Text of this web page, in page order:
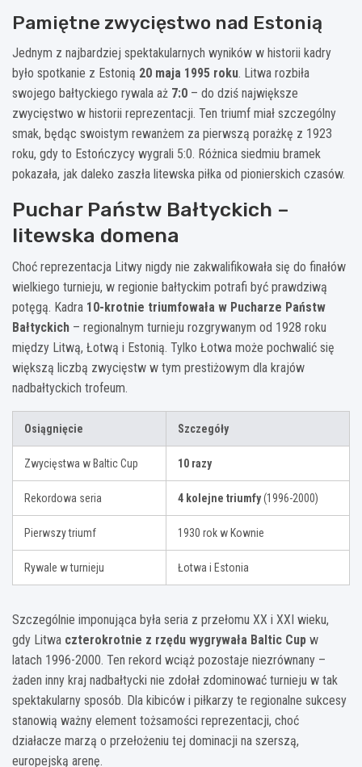
Pamiętne zwycięstwo nad Estonią
Jednym z najbardziej spektakularnych wyników w historii kadry
było spotkanie z Estonią 20 maja 1995 roku. Litwa rozbiła
swojego bałtyckiego rywala aż 7:0 – do dziś największe
zwycięstwo w historii reprezentacji. Ten triumf miał szczególny
smak, będąc swoistym rewanżem za pierwszą porażkę z 1923
roku, gdy to Estończycy wygrali 5:0. Różnica siedmiu bramek
pokazała, jak daleko zaszła litewska piłka od pionierskich czasów.
Puchar Państw Bałtyckich –
litewska domena
Choć reprezentacja Litwy nigdy nie zakwalifikowała się do finałów
wielkiego turnieju, w regionie bałtyckim potrafi być prawdziwą
potęgą. Kadra 10-krotnie triumfowała w Pucharze Państw
Bałtyckich – regionalnym turnieju rozgrywanym od 1928 roku
między Litwą, Łotwą i Estonią. Tylko Łotwa może pochwalić się
większą liczbą zwycięstw w tym prestiżowym dla krajów
nadbałtyckich trofeum.
Osiągnięcie Szczegóły
Zwycięstwa w Baltic Cup 10 razy
Rekordowa seria 4 kolejne triumfy(1996-2000)
Pierwszy triumf 1930 rok w Kownie
Rywale w turnieju Łotwa i Estonia
Szczególnie imponująca była seria z przełomu XX i XXI wieku,
gdy Litwa czterokrotnie z rzędu wygrywała Baltic Cup w
latach 1996-2000. Ten rekord wciąż pozostaje niezrównany –
żaden inny kraj nadbałtycki nie zdołał zdominować turnieju w tak
spektakularny sposób. Dla kibiców i piłkarzy te regionalne sukcesy
stanowią ważny element tożsamości reprezentacji, choć
działacze marzą o przełożeniu tej dominacji na szerszą,
europejską arenę.